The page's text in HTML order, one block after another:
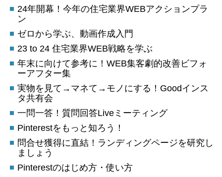
24年開幕！今年の住宅業界WEBアクションプラ
ン
ゼロから学ぶ、動画作成入門
23 to 24 住宅業界WEB戦略を学ぶ
年末に向けて参考に！WEB集客劇的改善ビフォ
ーアフター集
実物を見て→マネて→モノにする！Goodインス
タ共有会
一問一答！質問回答Liveミーティング
Pinterestをもっと知ろう！
問合せ獲得に直結！ランディングページを研究し
ましょう
Pinterestのはじめ方・使い方